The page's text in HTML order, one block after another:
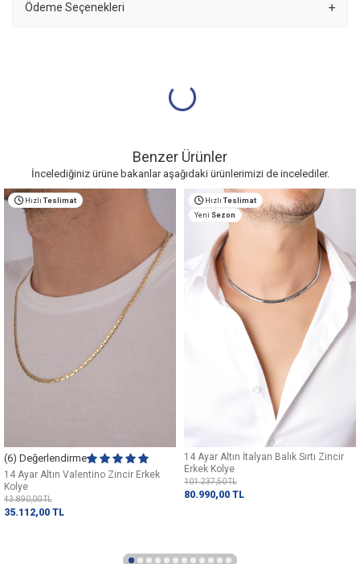
Ödeme Seçenekleri
Benzer Ürünler
İncelediğiniz ürüne bakanlar aşağıdaki ürünlerimizi de incelediler.
Hızlı Teslimat
(6) Değerlendirme
14 Ayar Altın Valentino Zincir Erkek
Kolye
43.890,00TL
35.112,00 TL
Hızlı Teslimat
Yeni Sezon
14 Ayar Altın İtalyan Balık Sırtı Zincir
Erkek Kolye
101.237,50TL
80.990,00 TL